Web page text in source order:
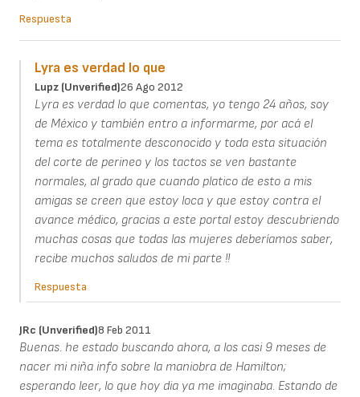
Respuesta
Lyra es verdad lo que
Lupz (unverified)26 Ago 2012
Lyra es verdad lo que comentas, yo tengo 24 años, soy
de México y también entro a informarme, por acá el
tema es totalmente desconocido y toda esta situación
del corte de perineo y los tactos se ven bastante
normales, al grado que cuando platico de esto a mis
amigas se creen que estoy loca y que estoy contra el
avance médico, gracias a este portal estoy descubriendo
muchas cosas que todas las mujeres deberíamos saber,
recibe muchos saludos de mi parte !!
Respuesta
JRc (unverified)8 Feb 2011
Buenas. he estado buscando ahora, a los casi 9 meses de
nacer mi niña info sobre la maniobra de Hamilton;
esperando leer, lo que hoy dia ya me imaginaba. Estando de